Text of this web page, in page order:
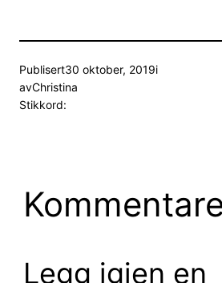
Publisert30 oktober, 2019i
avChristina
Stikkord:
Legg igjen en